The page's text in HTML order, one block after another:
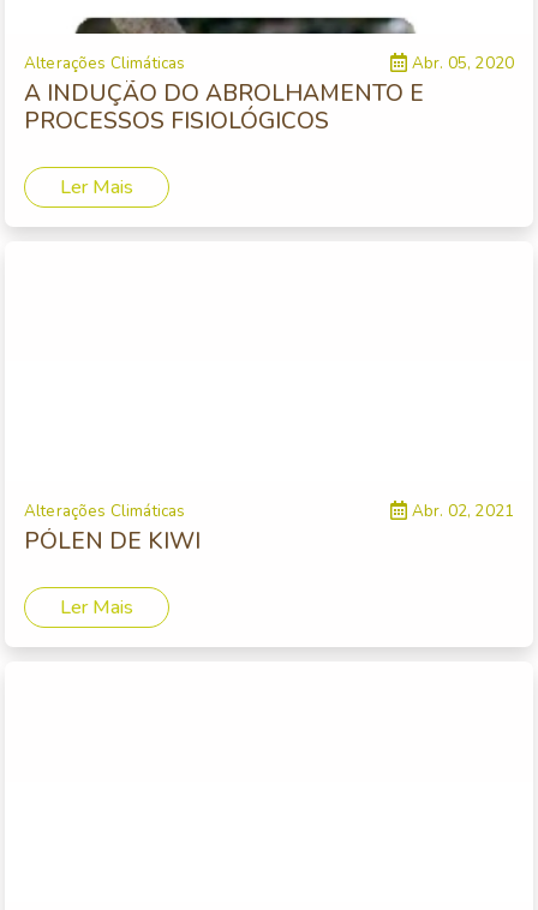
Alterações Climáticas Abr. 05, 2020
A INDUÇÃO DO ABROLHAMENTO E
PROCESSOS FISIOLÓGICOS
Ler Mais
Alterações Climáticas Abr. 02, 2021
PÓLEN DE KIWI
Ler Mais